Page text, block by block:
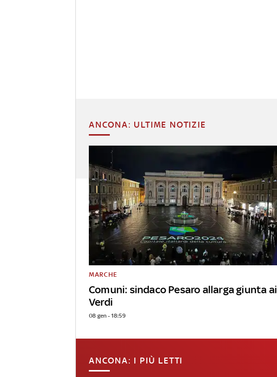
ANCONA: ULTIME NOTIZIE
Comuni: sindaco Pesaro allarga giunta ai
Verdi
MARCHE
08 gen - 18:59
ANCONA: I PIÙ LETTI